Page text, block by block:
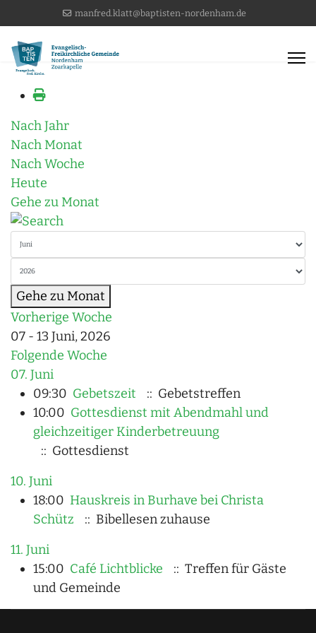
manfred.klatt@baptisten-nordenham.de
Nach Jahr
Nach Monat
Nach Woche
Heute
Gehe zu Monat
Gehe zu Monat
Vorherige Woche
07 - 13 Juni, 2026
Folgende Woche
07. Juni
09:30 Gebetszeit
:: Gebetstreffen
10:00 Gottesdienst mit Abendmahl und
gleichzeitiger Kinderbetreuung
:: Gottesdienst
10. Juni
18:00 Hauskreis in Burhave bei Christa
Schütz
:: Bibellesen zuhause
11. Juni
15:00 Café Lichtblicke
:: Treffen für Gäste
und Gemeinde